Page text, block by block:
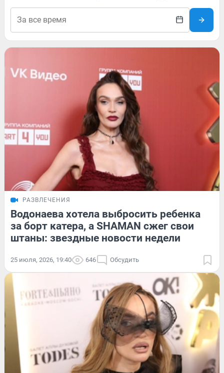
РАЗВЛЕЧЕНИЯ
Водонаева хотела выбросить ребенка
за борт катера, а SHAMAN сжег свои
штаны: звездные новости недели
25 июля, 2026, 19:40 646 Обсудить